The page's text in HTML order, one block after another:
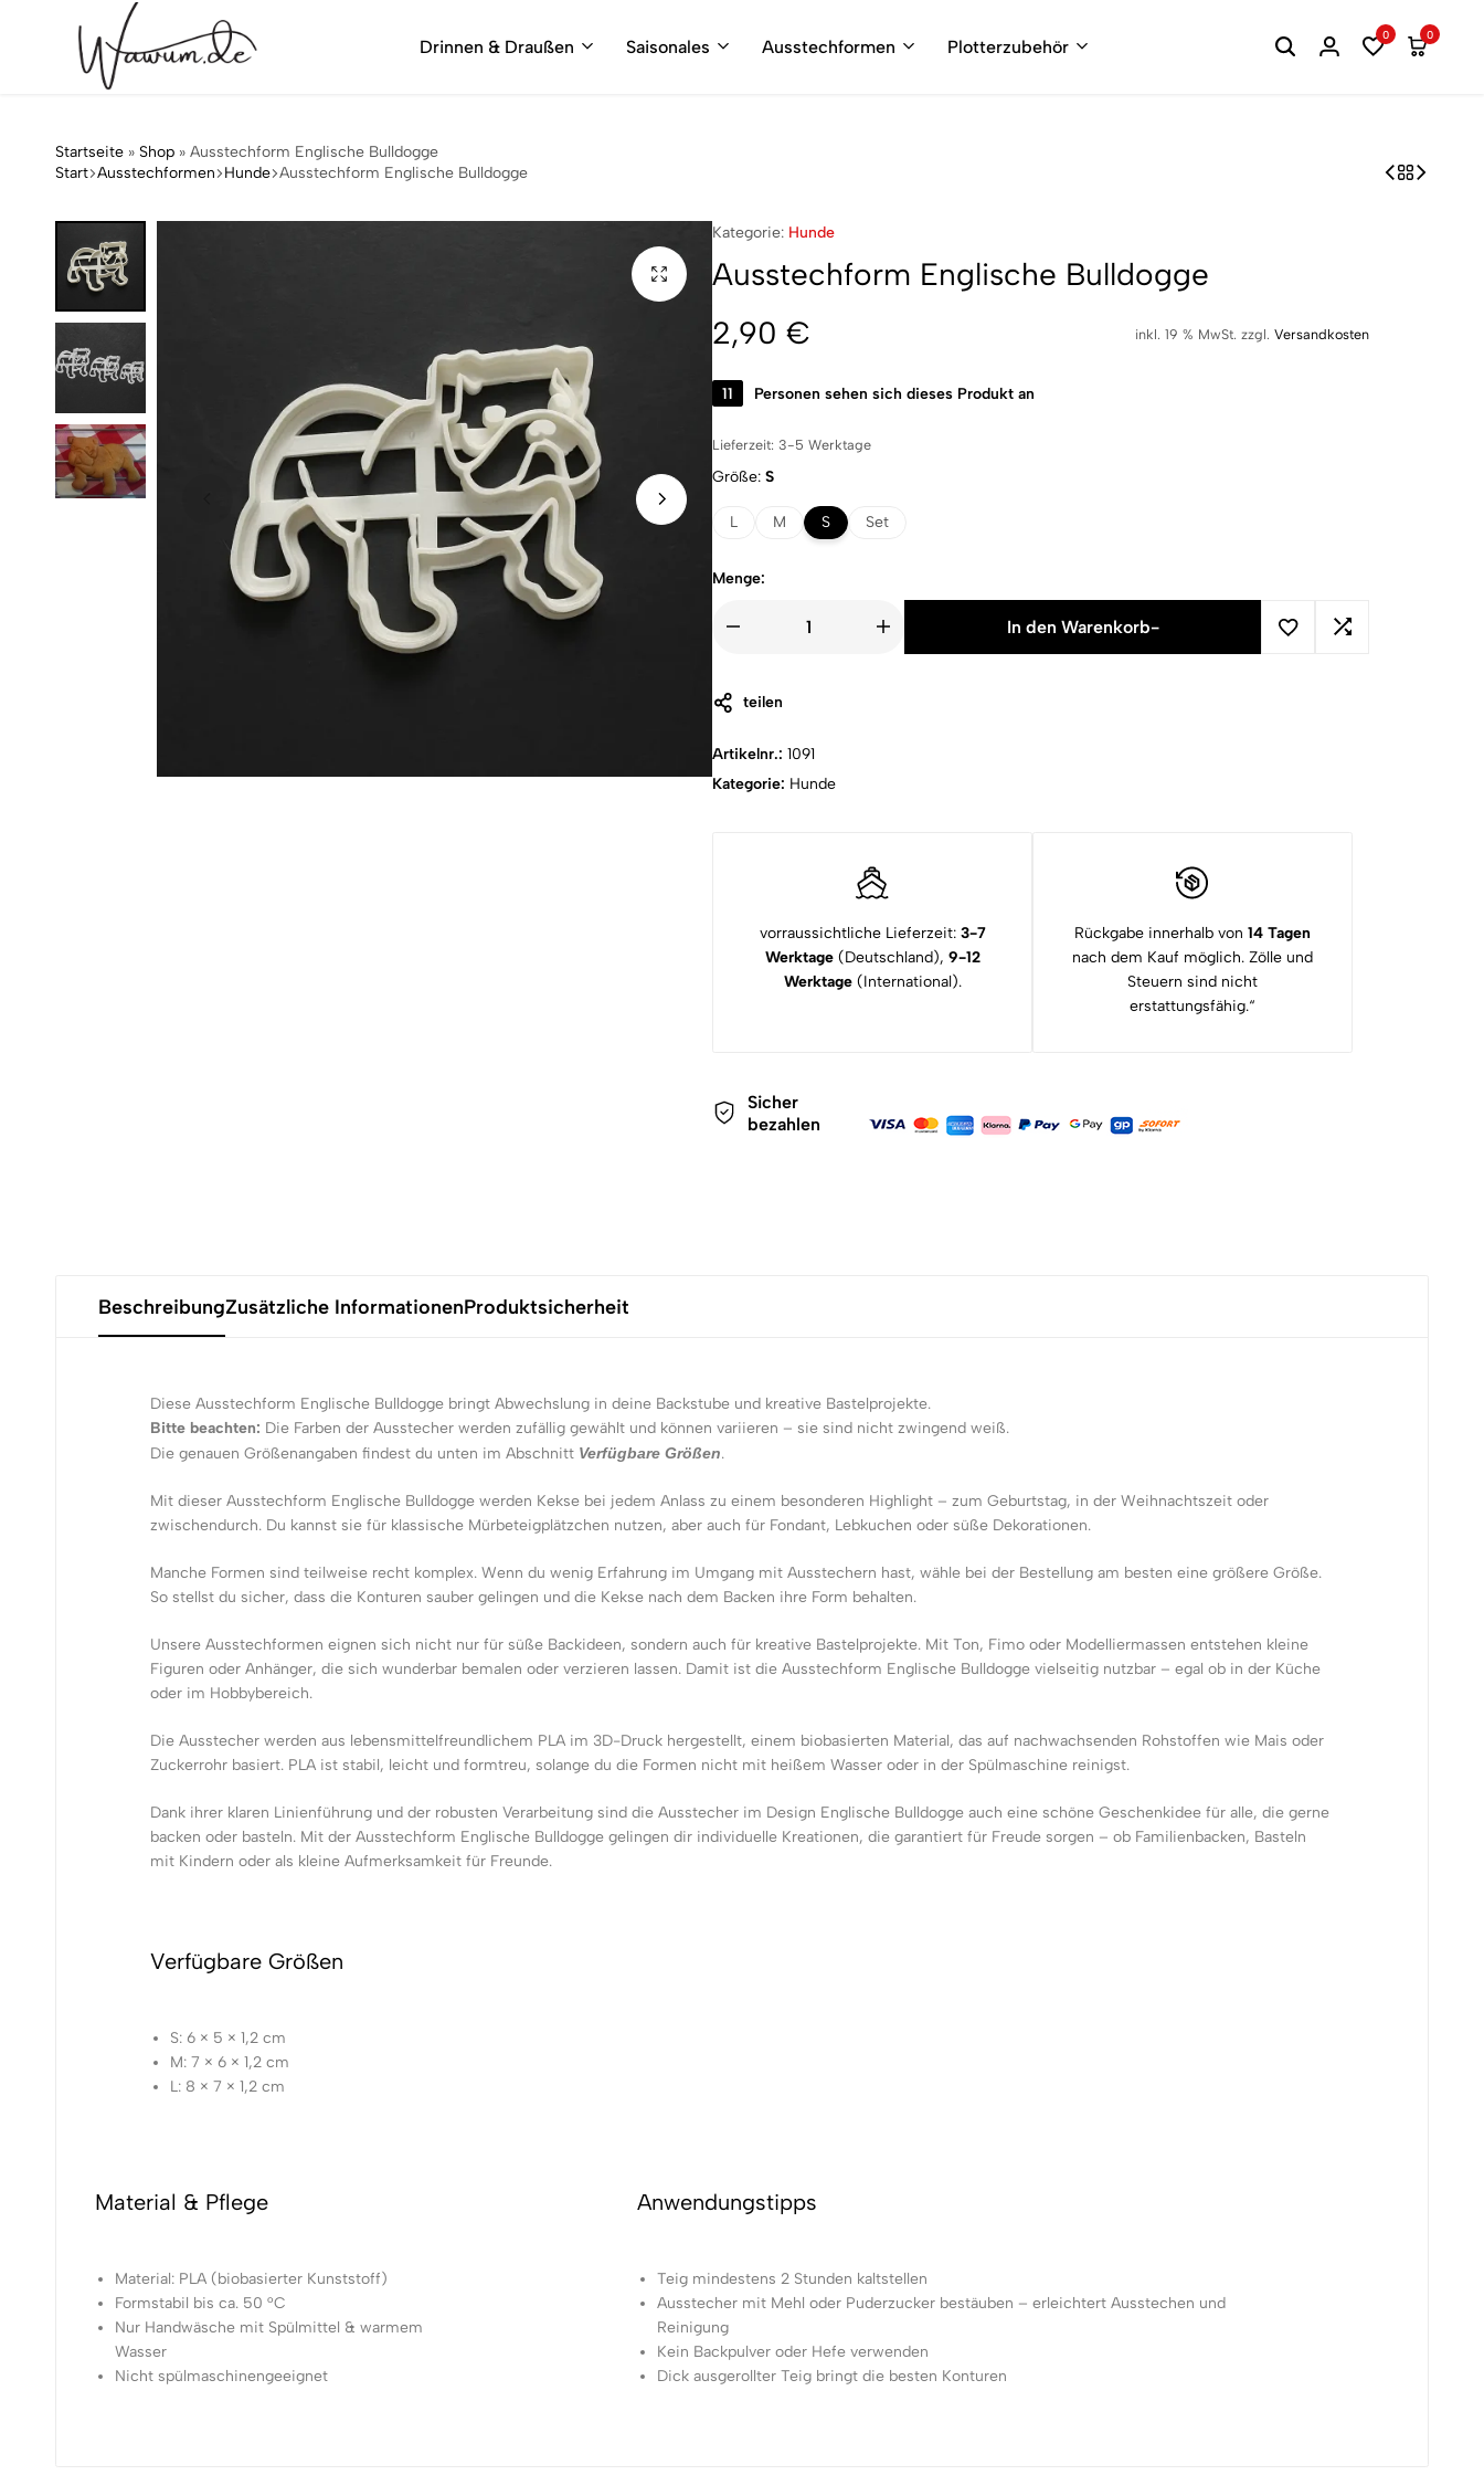
Drinnen & Draußen Saisonales Ausstechformen Plotterzubehör
0 0
Startseite » Shop » Ausstechform Englische Bulldogge
Start Ausstechformen Hunde Ausstechform Englische Bulldogge
Kategorie: Hunde
Ausstechform Englische Bulldogge
2,90 € inkl. 19 % MwSt. zzgl. Versandkosten
11 Personen sehen sich dieses Produkt an
Lieferzeit: 3-5 Werktage
Größe S
L M S Set
Menge:
In den Warenkorb-
teilen
Artikelnr.: 1091
Kategorie: Hunde
vorraussichtliche Lieferzeit: 3-7
Werktage (Deutschland), 9-12
Werktage(International).
Rückgabe innerhalb von 14 Tagen
nach dem Kauf möglich. Zölle und
Steuern sind nicht
erstattungsfähig.“
Sicher
bezahlen
BeschreibungZusätzliche InformationenProduktsicherheit
Diese Ausstechform Englische Bulldogge bringt Abwechslung in deine Backstube und kreative Bastelprojekte.
Bitte beachten: Die Farben der Ausstecher werden zufällig gewählt und können variieren – sie sind nicht zwingend weiß.
Die genauen Größenangaben findest du unten im Abschnitt Verfügbare Größen.
Mit dieser Ausstechform Englische Bulldogge werden Kekse bei jedem Anlass zu einem besonderen Highlight – zum Geburtstag, in der Weihnachtszeit oder
zwischendurch. Du kannst sie für klassische Mürbeteigplätzchen nutzen, aber auch für Fondant, Lebkuchen oder süße Dekorationen.
Manche Formen sind teilweise recht komplex. Wenn du wenig Erfahrung im Umgang mit Ausstechern hast, wähle bei der Bestellung am besten eine größere Größe.
So stellst du sicher, dass die Konturen sauber gelingen und die Kekse nach dem Backen ihre Form behalten.
Unsere Ausstechformen eignen sich nicht nur für süße Backideen, sondern auch für kreative Bastelprojekte. Mit Ton, Fimo oder Modelliermassen entstehen kleine
Figuren oder Anhänger, die sich wunderbar bemalen oder verzieren lassen. Damit ist die Ausstechform Englische Bulldogge vielseitig nutzbar – egal ob in der Küche
oder im Hobbybereich.
Die Ausstecher werden aus lebensmittelfreundlichem PLA im 3D-Druck hergestellt, einem biobasierten Material, das auf nachwachsenden Rohstoffen wie Mais oder
Zuckerrohr basiert. PLA ist stabil, leicht und formtreu, solange du die Formen nicht mit heißem Wasser oder in der Spülmaschine reinigst.
Dank ihrer klaren Linienführung und der robusten Verarbeitung sind die Ausstecher im Design Englische Bulldogge auch eine schöne Geschenkidee für alle, die gerne
backen oder basteln. Mit der Ausstechform Englische Bulldogge gelingen dir individuelle Kreationen, die garantiert für Freude sorgen – ob Familienbacken, Basteln
mit Kindern oder als kleine Aufmerksamkeit für Freunde.
Verfügbare Größen
S: 6 × 5 × 1,2 cm
M: 7 × 6 × 1,2 cm
L: 8 × 7 × 1,2 cm
Material & Pflege
Material: PLA (biobasierter Kunststoff)
Formstabil bis ca. 50 °C
Nur Handwäsche mit Spülmittel & warmem
Wasser
Nicht spülmaschinengeeignet
Anwendungstipps
Teig mindestens 2 Stunden kaltstellen
Ausstecher mit Mehl oder Puderzucker bestäuben – erleichtert Ausstechen und
Reinigung
Kein Backpulver oder Hefe verwenden
Dick ausgerollter Teig bringt die besten Konturen